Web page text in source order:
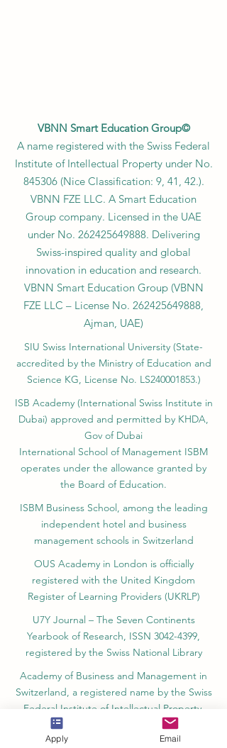
VBNN Smart Education Group©
A name registered with the Swiss Federal
Institute of Intellectual Property under No.
845306 (Nice Classification: 9, 41, 42.).
VBNN FZE LLC. A Smart Education
Group company. Licensed in the UAE
under No. 262425649888. Delivering
Swiss-inspired quality and global
innovation in education and research.
VBNN Smart Education Group (VBNN
FZE LLC – License No. 262425649888
Ajman, UAE)
SIU Swiss International University (State-
accredited by the Ministry of Education and
Science KG, License No. LS240001853.)
ISB Academy (International Swiss Institute in
Dubai) approved and permitted by KHDA,
Gov of Dubai
International School of Management ISBM
operates under the allowance granted by
the Board of Education.
ISBM Business School, among the leading
independent hotel and business
management schools in Switzerland
OUS Academy in London is officially
registered with the United Kingdom
Register of Learning Providers (UKRLP)
U7Y Journal – The Seven Continents
Yearbook of Research, ISSN 3042-4399,
registered by the Swiss National Library
Academy of Business and Management in
Switzerland, a registered name by the Swiss
Federal Institute of Intellectual Property.
IOSAAT Institute of Space and Applied
Apply Email